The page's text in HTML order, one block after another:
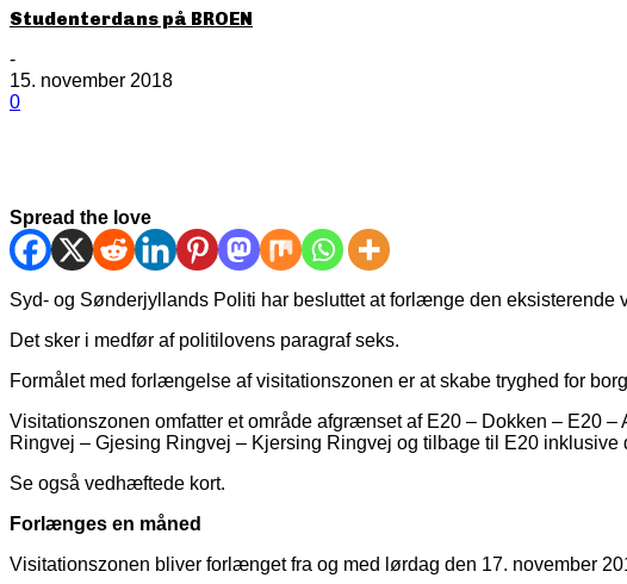
Studenterdans på BROEN
-
15. november 2018
0
Spread the love
Syd- og Sønderjyllands Politi har besluttet at forlænge den eksisterende
Det sker i medfør af politilovens paragraf seks.
Formålet med forlængelse af visitationszonen er at skabe tryghed for
Visitationszonen omfatter et område afgrænset af E20 – Dokken – E20
Ringvej – Gjesing Ringvej – Kjersing Ringvej og tilbage til E20 inklusive
Se også vedhæftede kort.
Forlænges en måned
Visitationszonen bliver forlænget fra og med lørdag den 17. november